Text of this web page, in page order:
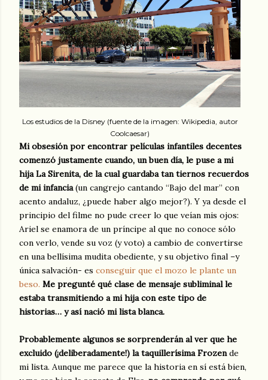
Los estudios de la Disney (fuente de la imagen: Wikipedia, autor
Coolcaesar)
Mi obsesión por encontrar películas infantiles decentes
comenzó justamente cuando, un buen día, le puse a mi
hija La Sirenita, de la cual guardaba tan tiernos recuerdos
de mi infancia (un cangrejo cantando “Bajo del mar” con
acento andaluz, ¿puede haber algo mejor?). Y ya desde el
principio del filme no pude creer lo que veían mis ojos:
Ariel se enamora de un príncipe al que no conoce sólo
con verlo, vende su voz (y voto) a cambio de convertirse
en una bellísima mudita obediente, y su objetivo final –y
única salvación- es conseguir que el mozo le plante un
beso. Me pregunté qué clase de mensaje subliminal le
estaba transmitiendo a mi hija con este tipo de
historias… y así nació mi lista blanca.
Probablemente algunos se sorprenderán al ver que he
excluido (¡deliberadamente!) la taquillerísima Frozen de
mi lista. Aunque me parece que la historia en sí está bien,